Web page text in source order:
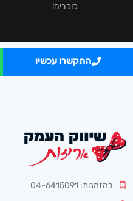
כוכבים!
התקשרו עכשיו
להזמנות: 04-6415091